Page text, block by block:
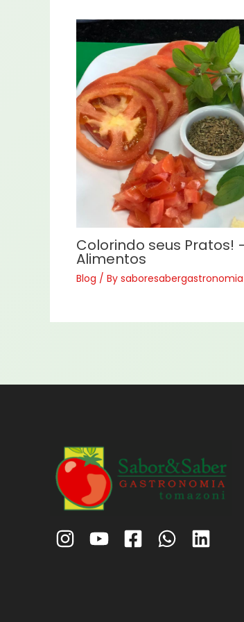
Colorindo seus Pratos!
Alimentos
Blog / By saboresabergastronomia